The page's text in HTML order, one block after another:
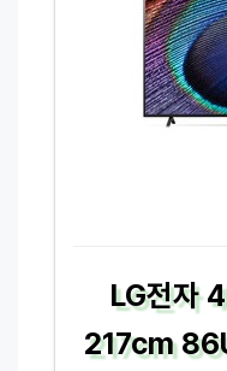
LG전자
217cm